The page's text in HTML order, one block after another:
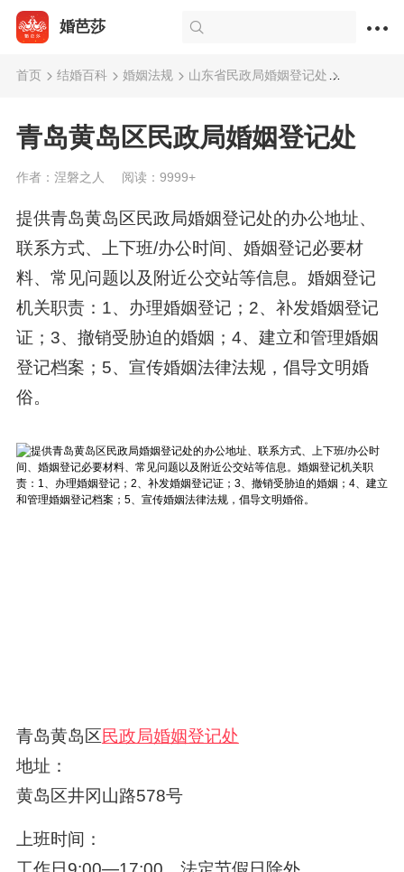
婚芭莎
首页 结婚百科 婚姻法规 山东省民政局婚姻登记处
青岛黄岛区民政局婚姻登记处
作者：涅磐之人 阅读：9999+
提供青岛黄岛区民政局婚姻登记处的办公地址、
联系方式、上下班/办公时间、婚姻登记必要材
料、常见问题以及附近公交站等信息。婚姻登记
机关职责：1、办理婚姻登记；2、补发婚姻登记
证；3、撤销受胁迫的婚姻；4、建立和管理婚姻
登记档案；5、宣传婚姻法律法规，倡导文明婚
俗。
青岛黄岛区 民政局婚姻登记处
地址：
黄岛区井冈山路578号
上班时间：